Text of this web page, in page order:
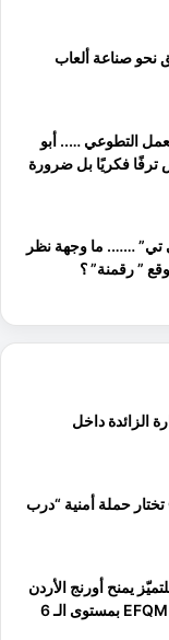
نحو صناعة ألعاب
التطوعي ….. أبو
ترفًا فكريًا بل ضرورة
……. ما وجهة نظر
” رقمنة” ؟
الزائدة داخل
Campaign Middle East تختار حملة أمنية “درب
يمنح أورنج الأردن
شهادة الاعتراف بالتميّز من EFQM بمستوى الـ 6